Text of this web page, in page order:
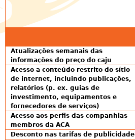
Atualizações semanais das
informações do preço do caju
Acesso a conteúdo restrito do sítio
de internet, incluindo publicações,
relatórios (p. ex. guias de
investimento, equipamentos e
fornecedores de serviços)
Acesso aos perfis das companhias
membros da ACA
Desconto nas tarifas de publicidade